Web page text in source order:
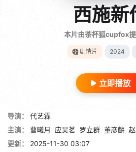
西施新
本片由茶杯狐cupfox
剧情片 2024
立即播放
导演：
代艺霖
主演：
曹曦月 应昊茗 罗立群 董彦麟
更新：
2025-11-30 03:07